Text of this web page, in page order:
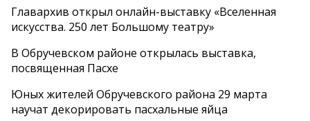
Главархив открыл онлайн-выставку «Вселенная
искусства. 250 лет Большому театру»
В Обручевском районе открылась выставка,
посвященная Пасхе
Юных жителей Обручевского района 29 марта
научат декорировать пасхальные яйца